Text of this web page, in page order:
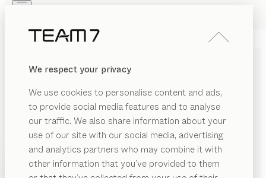
We respect your privacy
We use cookies to personalise content and ads,
to provide social media features and to analyse
our traffic. We also share information about your
use of our site with our social media, advertising
and analytics partners who may combine it with
other information that you’ve provided to them
PRODUKTE
INSPIRATION
HÄNDLER
PRODUKTE
+49 89 23249500